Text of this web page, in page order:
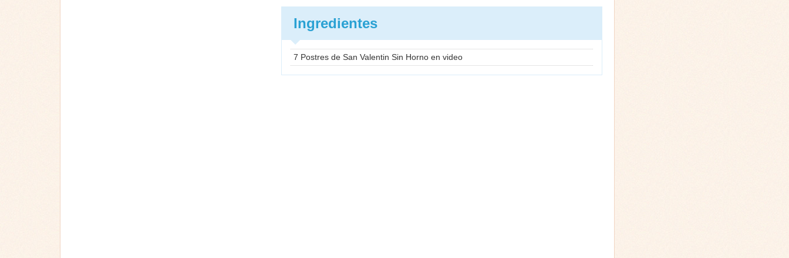
Ingredientes
7 Postres de San Valentin Sin Horno en video